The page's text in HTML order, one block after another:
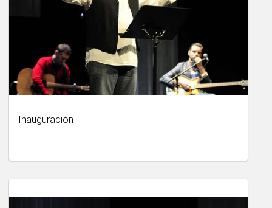
Inauguración